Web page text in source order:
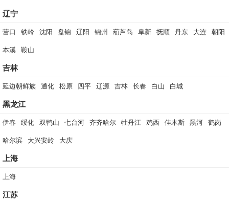
辽宁
营口 铁岭 沈阳 盘锦 辽阳 锦州 葫芦岛 阜新 抚顺 丹东 大连 朝阳
本溪 鞍山
吉林
延边朝鲜族 通化 松原 四平 辽源 吉林 长春 白山 白城
黑龙江
伊春 绥化 双鸭山 七台河 齐齐哈尔 牡丹江 鸡西 佳木斯 黑河 鹤岗
哈尔滨 大兴安岭 大庆
上海
上海
江苏